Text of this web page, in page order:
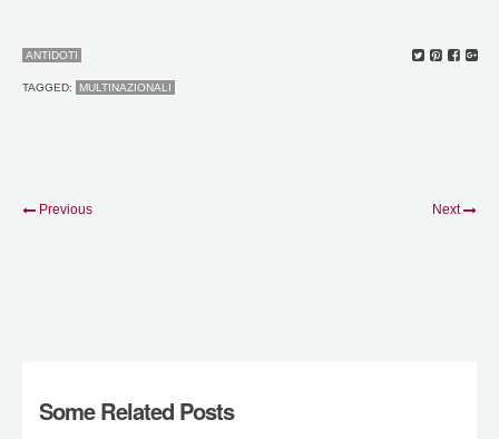
ANTIDOTI
TAGGED: MULTINAZIONALI
Previous Next
Some Related Posts